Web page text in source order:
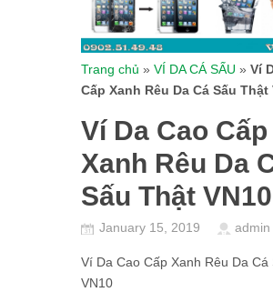
Trang chủ » VÍ DA CÁ SẤU » Ví
Cấp Xanh Rêu Da Cá Sấu Thật
Ví Da Cao Cấp
Xanh Rêu Da
Sấu Thật VN10
January 15, 2019 admin
Ví Da Cao Cấp Xanh Rêu Da Cá
VN10